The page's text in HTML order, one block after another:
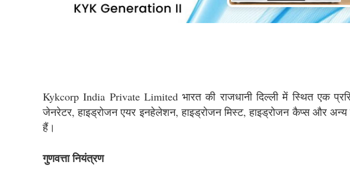
Kykcorp India Private Limited भारत की राजधानी दिल्ली में स्थित एक
जेनरेटर, हाइड्रोजन एयर इनहेलेशन, हाइड्रोजन मिस्ट, हाइड्रोजन कैप्स और
हैं।
गुणवत्ता नियंत्रण